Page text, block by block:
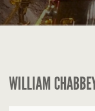
WILLIAM